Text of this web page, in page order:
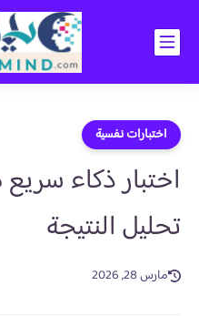
اختبارات نفسية
تحليل النتيجة
مارس 28, 2026